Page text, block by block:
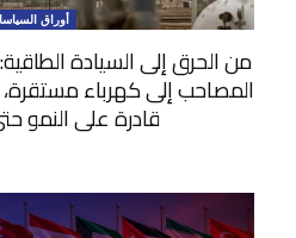
أوراق
من الحرق إلى السيادة
المصاحب إلى كهرباء
قادرة على النمو حتى